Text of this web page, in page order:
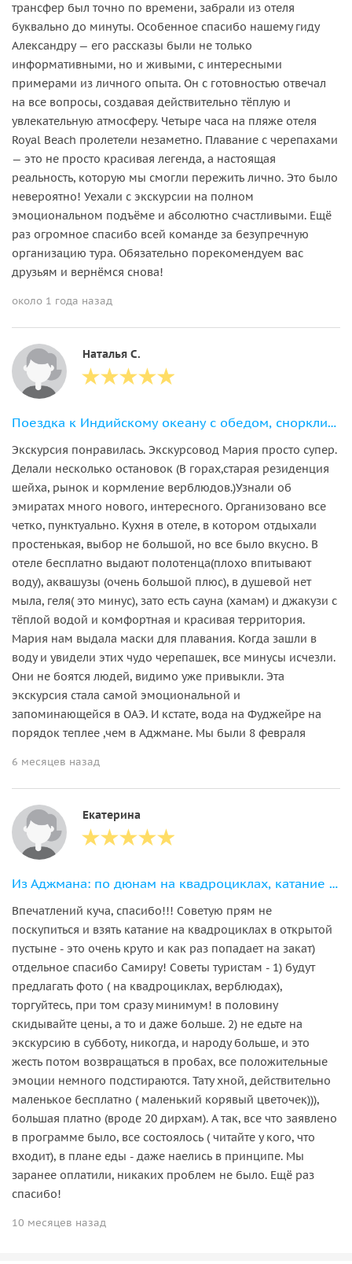
трансфер был точно по времени, забрали из отеля
буквально до минуты. Особенное спасибо нашему гиду
Александру — его рассказы были не только
информативными, но и живыми, с интересными
примерами из личного опыта. Он с готовностью отвечал
на все вопросы, создавая действительно тёплую и
увлекательную атмосферу. Четыре часа на пляже отеля
Royal Beach пролетели незаметно. Плавание с черепахами
— это не просто красивая легенда, а настоящая
реальность, которую мы смогли пережить лично. Это было
невероятно! Уехали с экскурсии на полном
эмоциональном подъёме и абсолютно счастливыми. Ещё
раз огромное спасибо всей команде за безупречную
организацию тура. Обязательно порекомендуем вас
друзьям и вернёмся снова!
около 1 года назад
Наталья С.
Поездка к Индийскому океану с обедом, снорклинг в Фуджейре
Экскурсия понравилась. Экскурсовод Мария просто супер.
Делали несколько остановок (В горах,старая резиденция
шейха, рынок и кормление верблюдов.)Узнали об
эмиратах много нового, интересного. Организовано все
четко, пунктуально. Кухня в отеле, в котором отдыхали
простенькая, выбор не большой, но все было вкусно. В
отеле бесплатно выдают полотенца(плохо впитывают
воду), аквашузы (очень большой плюс), в душевой нет
мыла, геля( это минус), зато есть сауна (хамам) и джакузи с
тёплой водой и комфортная и красивая территория.
Мария нам выдала маски для плавания. Когда зашли в
воду и увидели этих чудо черепашек, все минусы исчезли.
Они не боятся людей, видимо уже привыкли. Эта
экскурсия стала самой эмоциональной и
запоминающейся в ОАЭ. И кстате, вода на Фуджейре на
порядок теплее ,чем в Аджмане. Мы были 8 февраля
6 месяцев назад
Екатерина
Из Аджмана: по дюнам на квадроциклах, катание на верблюдах и ужин в пустыне
Впечатлений куча, спасибо!!! Советую прям не
поскупиться и взять катание на квадроциклах в открытой
пустыне - это очень круто и как раз попадает на закат)
отдельное спасибо Самиру! Советы туристам - 1) будут
предлагать фото ( на квадроциклах, верблюдах),
торгуйтесь, при том сразу минимум! в половину
скидывайте цены, а то и даже больше. 2) не едьте на
экскурсию в субботу, никогда, и народу больше, и это
жесть потом возвращаться в пробах, все положительные
эмоции немного подстираются. Тату хной, действительно
маленькое бесплатно ( маленький корявый цветочек))),
большая платно (вроде 20 дирхам). А так, все что заявлено
в программе было, все состоялось ( читайте у кого, что
входит), в плане еды - даже наелись в принципе. Мы
заранее оплатили, никаких проблем не было. Ещё раз
спасибо!
10 месяцев назад